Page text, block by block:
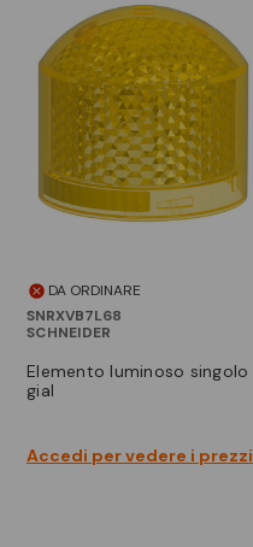
DA ORDINARE
SNRXVB7L68
SCHNEIDER
elemento luminoso singolo
gial
Accedi per vedere i prezzi